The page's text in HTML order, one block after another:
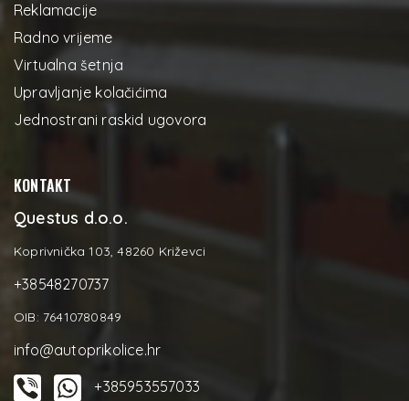
Reklamacije
Radno vrijeme
Virtualna šetnja
Upravljanje kolačićima
Jednostrani raskid ugovora
KONTAKT
Questus d.o.o.
Koprivnička 103, 48260 Križevci
+38548270737
OIB: 76410780849
info@autoprikolice.hr
+385953557033